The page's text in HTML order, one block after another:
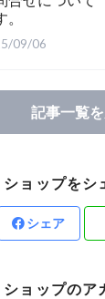
。
09/06
記事一覧
ショップをシ
シェア
ショップのア